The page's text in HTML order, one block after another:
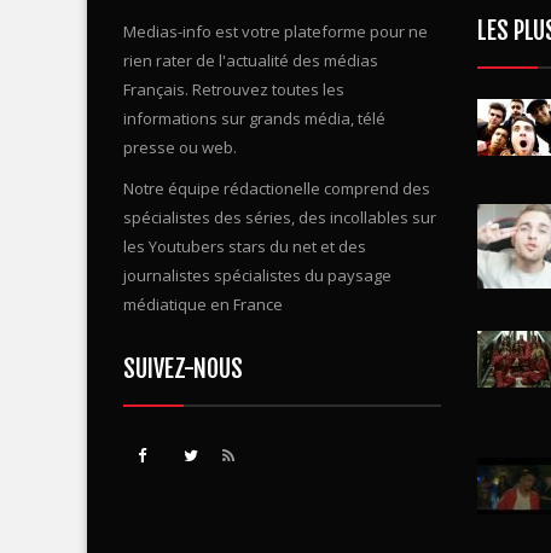
Français. Retrouvez toutes les
informations sur grands média, télé
presse ou web.
Notre équipe rédactionelle comprend des
les Youtubers stars du net et des
journalistes spécialistes du paysage
médiatique en France
SUIVEZ-NOUS